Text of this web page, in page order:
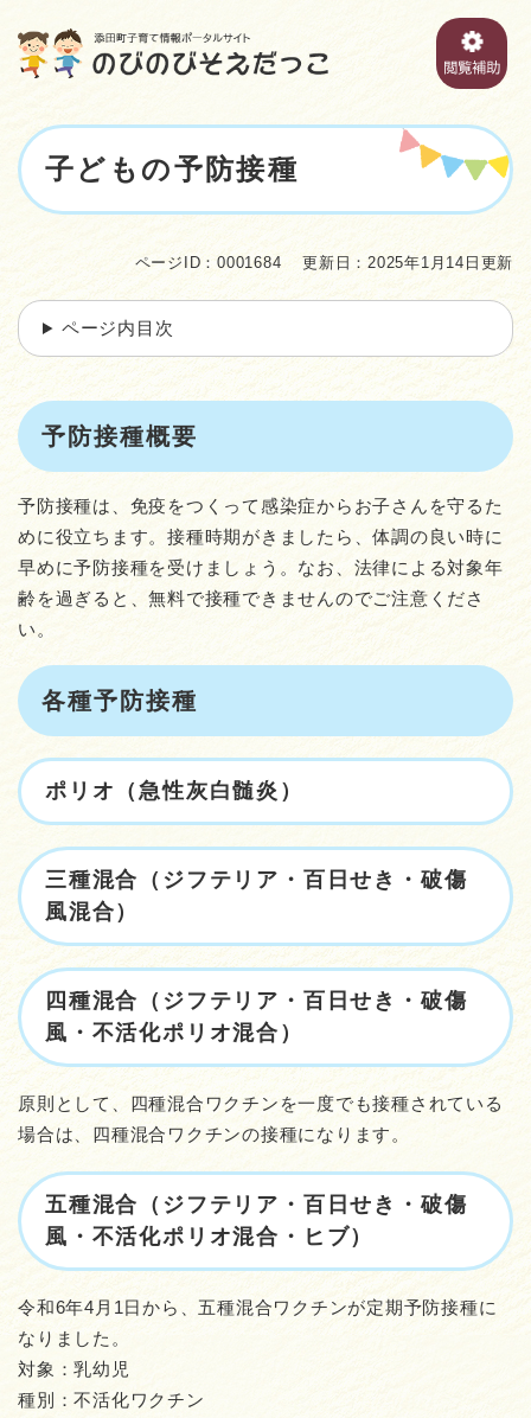
本
文
子どもの予防接種
ページID：0001684 更新日：2025年1月14日更新
ページ内目次
予防接種概要
予防接種は、免疫をつくって感染症からお子さんを守るた
めに役立ちます。接種時期がきましたら、体調の良い時に
早めに予防接種を受けましょう。なお、法律による対象年
齢を過ぎると、無料で接種できませんのでご注意くださ
い。
各種予防接種
ポリオ（急性灰白髄炎）
三種混合（ジフテリア・百日せき・破傷
風混合）
四種混合（ジフテリア・百日せき・破傷
風・不活化ポリオ混合）
原則として、四種混合ワクチンを一度でも接種されている
場合は、四種混合ワクチンの接種になります。
五種混合（ジフテリア・百日せき・破傷
風・不活化ポリオ混合・ヒブ）
令和6年4月1日から、五種混合ワクチンが定期予防接種に
なりました。
対象：乳幼児
種別：不活化ワクチン